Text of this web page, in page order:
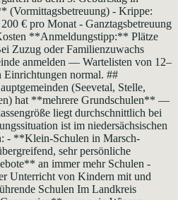
(Vormittagsbetreuung) - Krippe:
€ pro Monat - Ganztagsbetreuung
**Anmeldungstipp:** Plätze
Zuzug oder Familienzuwachs
anmelden — Wartelisten von 12–
Einrichtungen normal. ##
(Seevetal, Stelle,
hat **mehrere Grundschulen** —
liegt durchschnittlich bei
ist im niedersächsischen
- **Klein-Schulen in Marsch-
sehr persönliche
an immer mehr Schulen -
Unterricht von Kindern mit und
Schulen Im Landkreis